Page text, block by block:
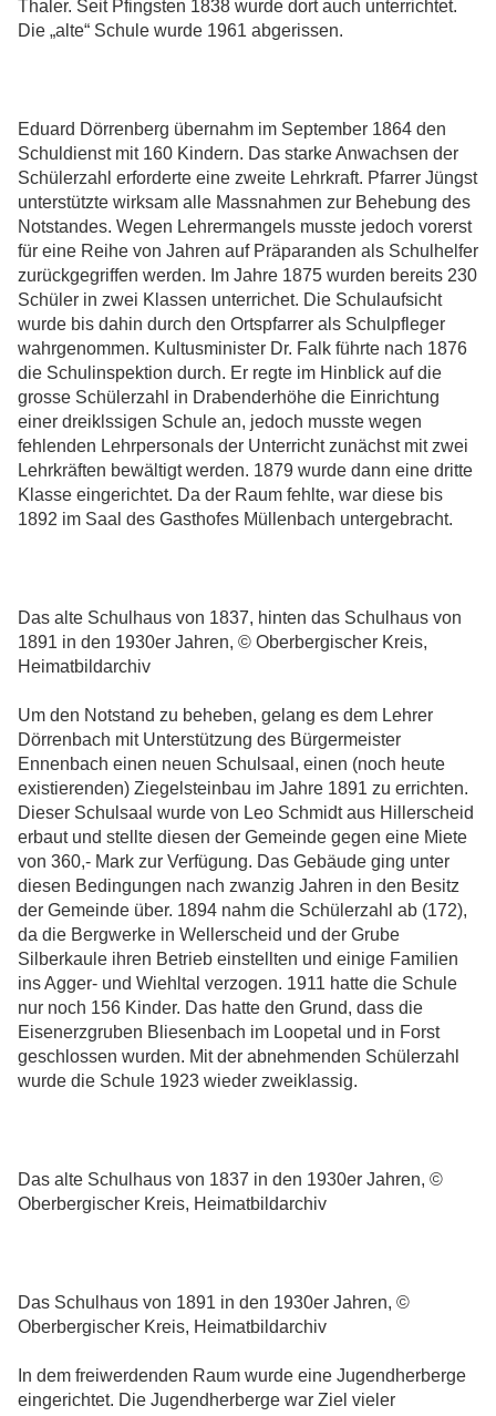
Thaler. Seit Pfingsten 1838 wurde dort auch unterrichtet.
Die „alte“ Schule wurde 1961 abgerissen.
Eduard Dörrenberg übernahm im September 1864 den
Schuldienst mit 160 Kindern. Das starke Anwachsen der
Schülerzahl erforderte eine zweite Lehrkraft. Pfarrer Jüngst
unterstützte wirksam alle Massnahmen zur Behebung des
Notstandes. Wegen Lehrermangels musste jedoch vorerst
für eine Reihe von Jahren auf Präparanden als Schulhelfer
zurückgegriffen werden. Im Jahre 1875 wurden bereits 230
Schüler in zwei Klassen unterrichet. Die Schulaufsicht
wurde bis dahin durch den Ortspfarrer als Schulpfleger
wahrgenommen. Kultusminister Dr. Falk führte nach 1876
die Schulinspektion durch. Er regte im Hinblick auf die
grosse Schülerzahl in Drabenderhöhe die Einrichtung
einer dreiklssigen Schule an, jedoch musste wegen
fehlenden Lehrpersonals der Unterricht zunächst mit zwei
Lehrkräften bewältigt werden. 1879 wurde dann eine dritte
Klasse eingerichtet. Da der Raum fehlte, war diese bis
1892 im Saal des Gasthofes Müllenbach untergebracht.
Das alte Schulhaus von 1837, hinten das Schulhaus von
1891 in den 1930er Jahren, © Oberbergischer Kreis,
Heimatbildarchiv
Um den Notstand zu beheben, gelang es dem Lehrer
Dörrenbach mit Unterstützung des Bürgermeister
Ennenbach einen neuen Schulsaal, einen (noch heute
existierenden) Ziegelsteinbau im Jahre 1891 zu errichten.
Dieser Schulsaal wurde von Leo Schmidt aus Hillerscheid
erbaut und stellte diesen der Gemeinde gegen eine Miete
von 360,- Mark zur Verfügung. Das Gebäude ging unter
diesen Bedingungen nach zwanzig Jahren in den Besitz
der Gemeinde über. 1894 nahm die Schülerzahl ab (172),
da die Bergwerke in Wellerscheid und der Grube
Silberkaule ihren Betrieb einstellten und einige Familien
ins Agger- und Wiehltal verzogen. 1911 hatte die Schule
nur noch 156 Kinder. Das hatte den Grund, dass die
Eisenerzgruben Bliesenbach im Loopetal und in Forst
geschlossen wurden. Mit der abnehmenden Schülerzahl
wurde die Schule 1923 wieder zweiklassig.
Das alte Schulhaus von 1837 in den 1930er Jahren, ©
Oberbergischer Kreis, Heimatbildarchiv
Das Schulhaus von 1891 in den 1930er Jahren, ©
Oberbergischer Kreis, Heimatbildarchiv
In dem freiwerdenden Raum wurde eine Jugendherberge
eingerichtet. Die Jugendherberge war Ziel vieler